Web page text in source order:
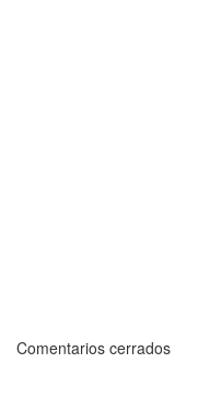
Comentarios cerrados